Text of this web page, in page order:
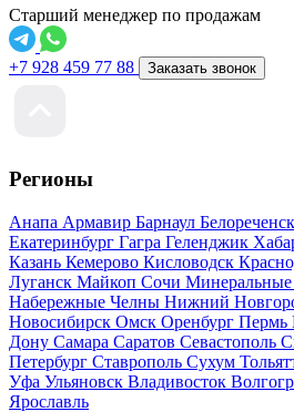
Старший менеджер по продажам
+7 928 459 77 88 Заказать звонок
Регионы
Анапа Армавир Барнаул Белореченск
Екатеринбург Гагра Геленджик
Казань Кемерово Кисловодск
Луганск Майкоп Сочи
Набережные Челны Нижний
Новосибирск Омск Оренбург Пермь
Дону Самара Саратов Севастополь
Петербург Ставрополь Сухум
Уфа Ульяновск Владивосток
Ярославль